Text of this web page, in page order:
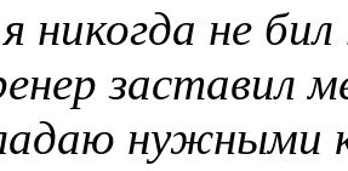
никогда не
заставил
нужными